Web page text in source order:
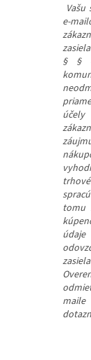
e-
§ §
účely
tomu